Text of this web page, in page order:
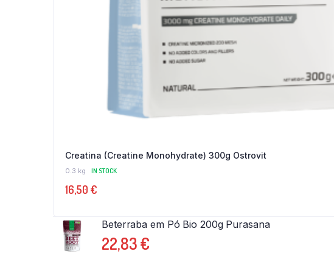
Creatina (Creatine Monohydrate) 300g Ostrovit
0.3 kg IN STOCK
16,50 €
Beterraba em Pó Bio 200g Purasana
22,83€